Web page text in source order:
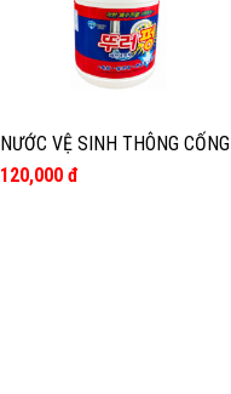
NƯỚC VỆ SINH THÔNG CỐNG
HÀN QUỐC GREEN BUBBLE
120,000 đ